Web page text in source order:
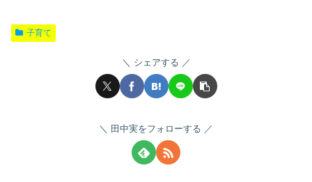
子育て
シェアする
田中実をフォローする